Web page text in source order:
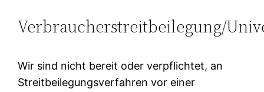
Verbraucherstreitbeilegung/
Wir sind nicht bereit oder verpflichtet, an
Streitbeilegungsverfahren vor einer